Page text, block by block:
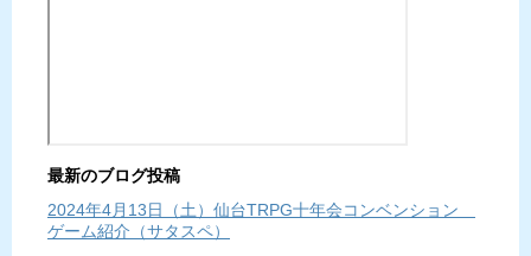
最新のブログ投稿
2024年4月13日（土）仙台TRPG十年会コンベンション
ゲーム紹介（サタスペ）